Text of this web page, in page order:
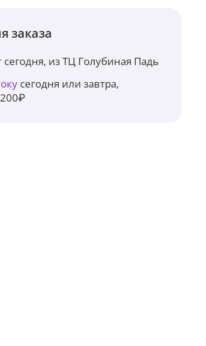
заказа
сегодня, из ТЦ Голубиная Падь
сегодня или завтра,